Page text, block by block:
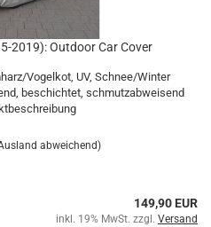
2019): Outdoor Car Cover
Vogelkot, UV, Schnee/Winter
beschichtet, schmutzabweisend
abweichend)
149,90 EUR
inkl. 19% MwSt. zzgl. Versand